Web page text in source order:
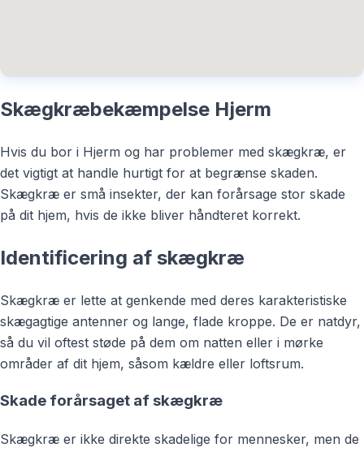
Skægkræbekæmpelse Hjerm
Hvis du bor i Hjerm og har problemer med skægkræ, er
det vigtigt at handle hurtigt for at begrænse skaden.
Skægkræ er små insekter, der kan forårsage stor skade
på dit hjem, hvis de ikke bliver håndteret korrekt.
Identificering af skægkræ
Skægkræ er lette at genkende med deres karakteristiske
skægagtige antenner og lange, flade kroppe. De er natdyr,
så du vil oftest støde på dem om natten eller i mørke
områder af dit hjem, såsom kældre eller loftsrum.
Skade forårsaget af skægkræ
Skægkræ er ikke direkte skadelige for mennesker, men de